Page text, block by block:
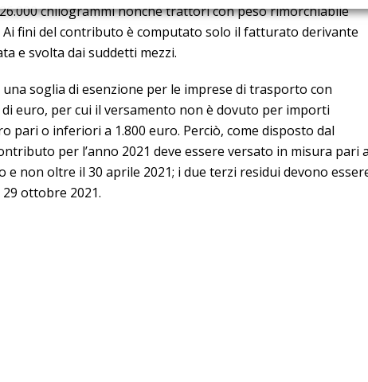
chilogrammi nonché trattori con peso rimorchiabile
Ai fini del contributo è computato solo il fatturato derivante
e svolta dai suddetti mezzi.
soglia di esenzione per le imprese di trasporto con
euro, per cui il versamento non è dovuto per importi
pari o inferiori a 1.800 euro. Perciò, come disposto dal
per l’anno 2021 deve essere versato in misura pari a
e non oltre il 30 aprile 2021; i due terzi residui devono
ottobre 2021.